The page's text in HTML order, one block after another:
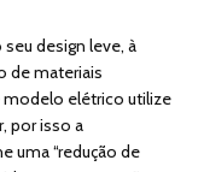
design leve, à
de materiais
modelo elétrico utilize
por isso a
uma “redução de